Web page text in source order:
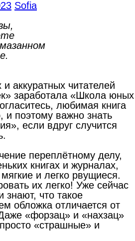
Sofia
аккуратных читателей
заработала «Школа юных
любимая книга
и поэтому важно знать
если вдруг случится
переплётному делу,
книгах и журналах,
и легко рвущиеся.
их легко! Уже сейчас
знают, что такое
обложка отличается от
«форзац» и «нахзац»
«страшные» и